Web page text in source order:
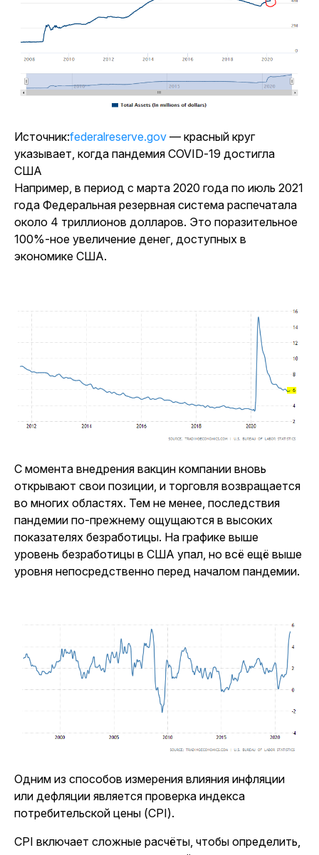
Источник:federalreserve.gov — красный круг
указывает, когда пандемия COVID-19 достигла
США
Например, в период с марта 2020 года по июль 2021
года Федеральная резервная система распечатала
около 4 триллионов долларов. Это поразительное
100%-ное увеличение денег, доступных в
экономике США.
С момента внедрения вакцин компании вновь
открывают свои позиции, и торговля возвращается
во многих областях. Тем не менее, последствия
пандемии по-прежнему ощущаются в высоких
показателях безработицы. На графике выше
уровень безработицы в США упал, но всё ещё выше
уровня непосредственно перед началом пандемии.
Одним из способов измерения влияния инфляции
или дефляции является проверка индекса
потребительской цены (CPI).
CPI включает сложные расчёты, чтобы определить,